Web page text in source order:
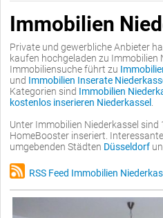
Immobilien
Private und gewerbliche Anbieter
kaufen hochgeladen zu Immobilien
Immobiliensuche führt zu
und Immobilien Inserate
Kategorien sind Immobilien
kostenlos inserieren Niederkassel
Unter Immobilien Niederkassel
HomeBooster inseriert.
umgebenden Städten Düsseldorf
RSS Feed Immobilien